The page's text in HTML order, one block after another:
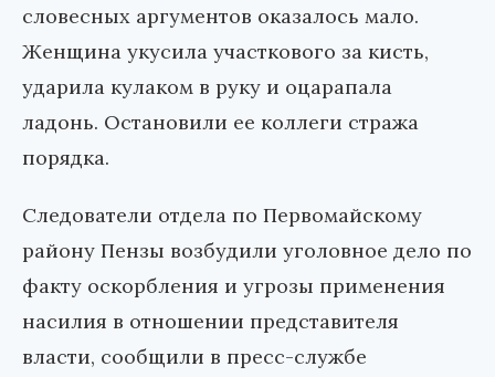
словесных аргументов оказалось мало.
Женщина укусила участкового за кисть,
ударила кулаком в руку и оцарапала
ладонь. Остановили ее коллеги стража
порядка.
Следователи отдела по Первомайскому
району Пензы возбудили уголовное дело по
факту оскорбления и угрозы применения
насилия в отношении представителя
власти, сообщили в пресс-службе